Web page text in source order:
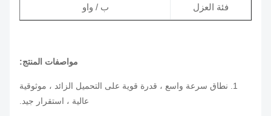
فئة العزل ب / واو
مواصفات المنتج:
1. نطاق سرعة واسع ، قدرة قوية على التحميل الزائد ، موثوقية
عالية ، استقرار جيد.